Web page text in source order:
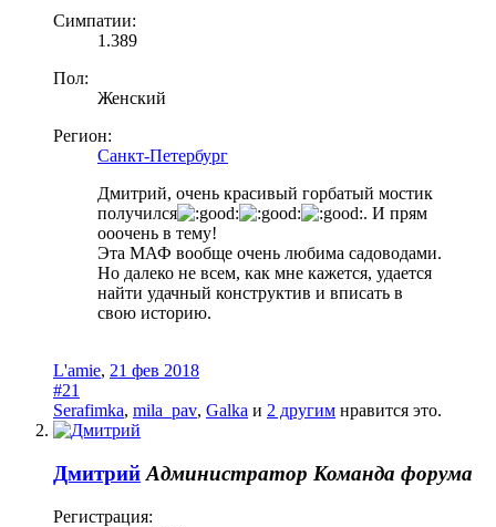
Симпатии:
1.389
Пол:
Женский
Регион:
Санкт-Петербург
Дмитрий, очень красивый горбатый мостик
получился
. И прям
ооочень в тему!
Эта МАФ вообще очень любима садоводами.
Но далеко не всем, как мне кажется, удается
найти удачный конструктив и вписать в
свою историю.
L'amie, 21 фев 2018
#21
Serafimka, mila_pav, Galka и 2 другим нравится это.
Дмитрий Администратор Команда форума
Регистрация: